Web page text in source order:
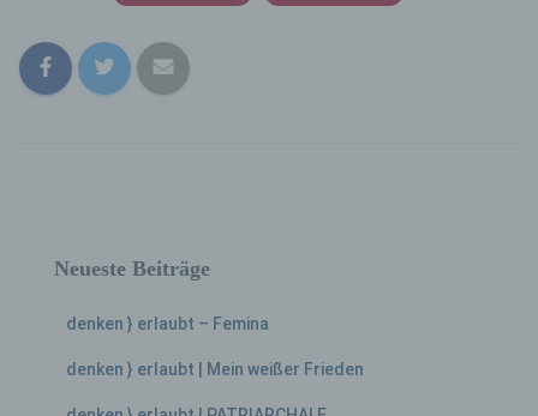
Neueste Beiträge
denken } erlaubt – Femina
denken } erlaubt | Mein weißer Frieden